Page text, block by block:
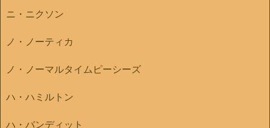
ニ・ニクソン
ノ・ノーティカ
ノ・ノーマルタイムピーシーズ
ハ・ハミルトン
ハ・バンディット